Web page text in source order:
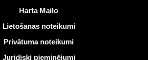
Harta Mailo
Lietošanas noteikumi
Privātuma noteikumi
Juridiski pieminējumi